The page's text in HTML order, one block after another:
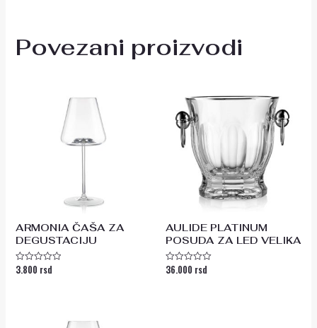
Povezani proizvodi
ARMONIA ČAŠA ZA
DEGUSTACIJU
Ocenjeno
3.800 rsd
AULIDE PLATINUM
POSUDA ZA LED VELIKA
Ocenjeno
36.000 rsd